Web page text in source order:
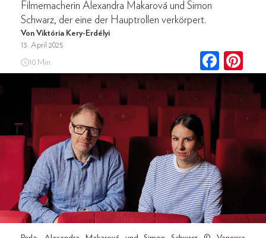
Filmemacherin Alexandra Makarová und Simon
Schwarz, der eine der Hauptrollen verkörpert.
Von Viktória Kery-Erdélyi
13. April 2025
10 Min.